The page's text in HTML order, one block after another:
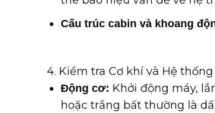
Cấu trúc cabin và khoang
4. Kiểm tra Cơ khí và Hệ
Động cơ: Khởi động máy,
hoặc trắng bất thường là